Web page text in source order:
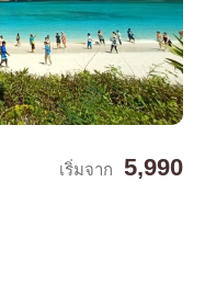
เริ่มจาก 5,990